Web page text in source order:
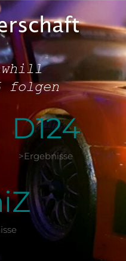
folgen
D124
>Ergebnisse